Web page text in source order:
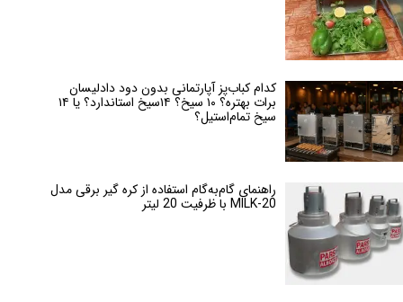
کدام کباب‌پز آپارتمانی بدون دود دادلیسان
برات بهتره؟ ۱۰ سیخ؟ ۱۴سیخ استاندارد؟ یا ۱۴
سیخ تمام‌استیل؟
راهنمای گام‌به‌گام استفاده از کره گیر برقی مدل
MILK-20 با ظرفیت 20 لیتر